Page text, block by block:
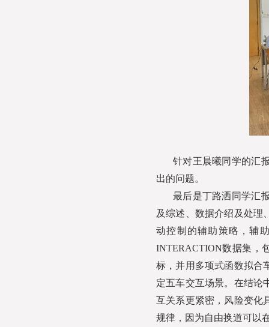
针对王晨曦同学的汇
出的问题。
最后是丁路洒同学汇
及综述、数据介绍及处理
动控制的辅助策略，辅
INTERACTION数据集，
标，并用多项式函数拟合
定五车交互场景。在结论
互关系更紧密，风险变化
规律，因为自由换道可以